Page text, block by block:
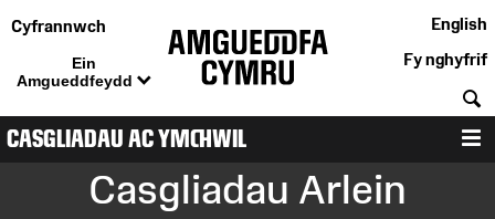
Cyfrannwch
Ein
Amgueddfeydd
English
Fy nghyfrif
CASGLIADAU AC YMCHWIL
Casgliadau Arlein